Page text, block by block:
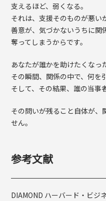
支えるほど、弱くなる。
それは、支援そのものが悪い
善意が、気づかないうちに関
奪ってしまうからです。
あなたが誰かを助けたくなっ
その瞬間、関係の中で、何を
そして、その結果、誰の当事
その問いが残ること自体が、
せん。
参考文献
DIAMOND ハーバード・ビジ